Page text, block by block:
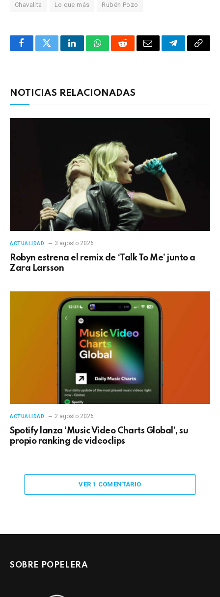
Chavalita Lo que más Rubén Pozo
FacebookTwitterLinkedInWhatsAppRedditCorreoTelegrama
NOTICIAS RELACIONADAS
ACTUALIDAD 3 agosto 2026
Robyn estrena el remix de ‘Talk To Me’ junto a
Zara Larsson
ACTUALIDAD 2 agosto 2026
Spotify lanza ‘Music Video Charts Global’, su
propio ranking de videoclips
VER 1 COMENTARIO
SOBRE POPELERA